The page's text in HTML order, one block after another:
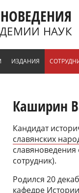
НАУК
ИЗДАНИЯ
Каширин
Кандидат
славянских
сотрудник).
Родился 20
кафедре